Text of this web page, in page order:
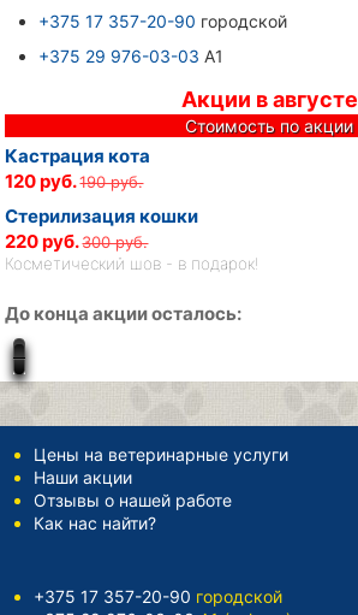
+375 17 357-20-90 городской
+375 29 976-03-03 A1
Акции в августе
Стоимость по акции
Кастрация кота
120 руб.190 руб.
Стерилизация кошки
220 руб.300 руб.
Косметический шов - в подарок!
До конца акции осталось:
Цены на ветеринарные услуги
Наши акции
Отзывы о нашей работе
Как нас найти?
+375 17 357-20-90 городской